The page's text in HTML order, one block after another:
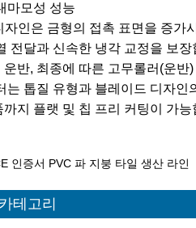
마모성 성능
자인은 금형의 접촉 표면을 증가
전달과 신속한 냉각 교정을 보장
운반, 최종에 따른 고무롤러(운반)
는 톱질 유형과 블레이드 디자인
까지 플랫 및 칩 프리 커팅이 가능
인증서 PVC 파 지붕 타일 생산 라인
테고리